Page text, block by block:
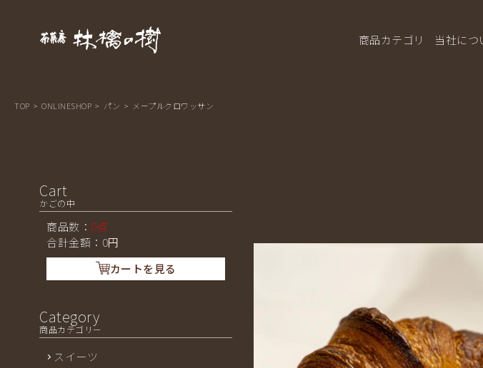
熊本県南小国 茶菓房 林檎の樹-パン工房ASO/商品詳細ページ
商品カテゴリ 当社につ
TOP > ONLINESHOP > パン > メープルクロワッサン
Cart
かごの中
商品数： 0点
合計金額： 0円
カートを見る
Category
商品カテゴリー
スイーツ